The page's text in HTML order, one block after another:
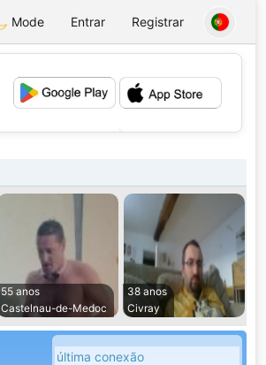
Mode Entrar Registrar
55 anos
Castelnau-de-Medoc
38 anos
Civray
última conexão